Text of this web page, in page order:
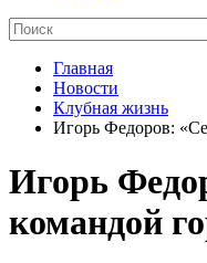
Главная
Новости
Клубная жизнь
Игорь Федоров:
Игорь
командой